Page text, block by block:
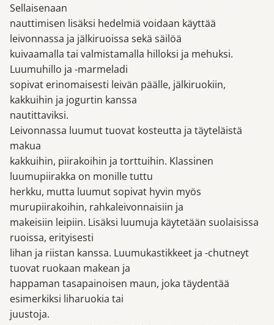
Sellaisenaan
nauttimisen lisäksi hedelmiä voidaan käyttää
leivonnassa ja jälkiruoissa sekä säilöä
kuivaamalla tai valmistamalla hilloksi ja mehuksi.
Luumuhillo ja -marmeladi
sopivat erinomaisesti leivän päälle, jälkiruokiin,
kakkuihin ja jogurtin kanssa
nautittaviksi.
Leivonnassa luumut tuovat kosteutta ja täyteläistä
makua
kakkuihin, piirakoihin ja torttuihin. Klassinen
luumupiirakka on monille tuttu
herkku, mutta luumut sopivat hyvin myös
murupiirakoihin, rahkaleivonnaisiin ja
makeisiin leipiin. Lisäksi luumuja käytetään suolaisissa
ruoissa, erityisesti
lihan ja riistan kanssa. Luumukastikkeet ja -chutneyt
tuovat ruokaan makean ja
happaman tasapainoisen maun, joka täydentää
esimerkiksi liharuokia tai
juustoja.